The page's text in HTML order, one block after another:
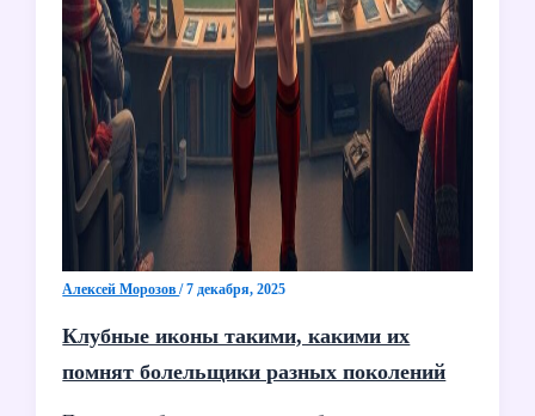
Алексей Морозов/7 декабря, 2025
Клубные иконы такими, какими их
помнят болельщики разных поколений